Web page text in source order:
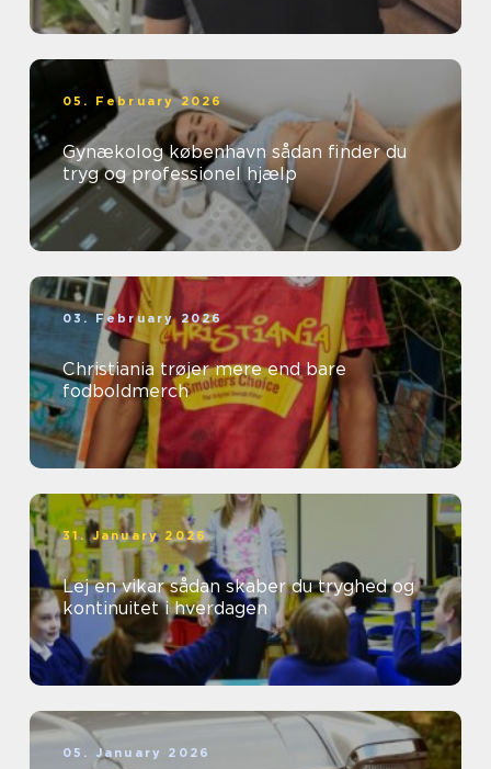
05. February 2026
Gynækolog københavn sådan finder du
tryg og professionel hjælp
03. February 2026
Christiania trøjer mere end bare
fodboldmerch
31. January 2026
Lej en vikar sådan skaber du tryghed og
kontinuitet i hverdagen
05. January 2026